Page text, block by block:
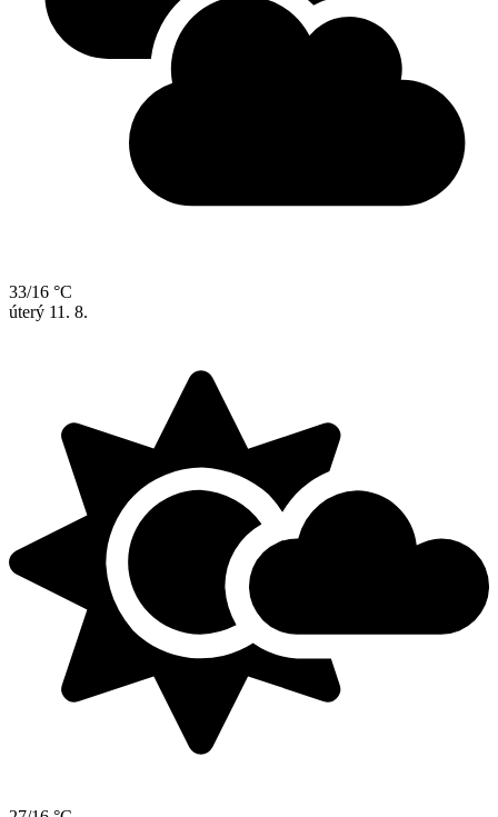
33/16 °C
úterý 11. 8.